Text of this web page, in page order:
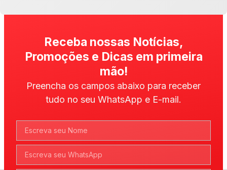
Receba nossas Notícias,
Promoções e Dicas em primeira
mão!
Preencha os campos abaixo para receber
tudo no seu WhatsApp e E-mail.